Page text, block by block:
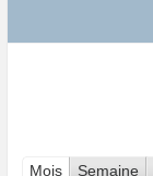
Mois Semaine